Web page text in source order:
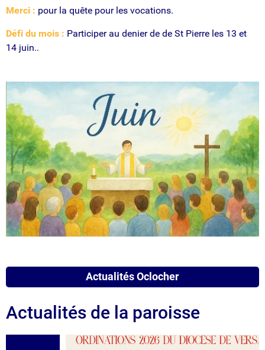
Merci : pour la quête pour les vocations.
Défi du mois : Participer au denier de de St Pierre les 13 et
14 juin..
Actualités Oclocher
Actualités de la paroisse